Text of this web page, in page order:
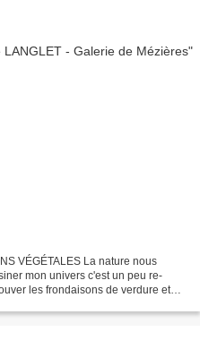
VÉGÉTALES La nature nous
mon univers c'est un peu re-
les frondaisons de verdure et